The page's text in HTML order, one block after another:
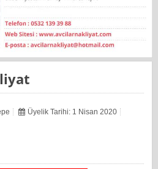
Üyelik Tarihi: 1 Nisan 2020